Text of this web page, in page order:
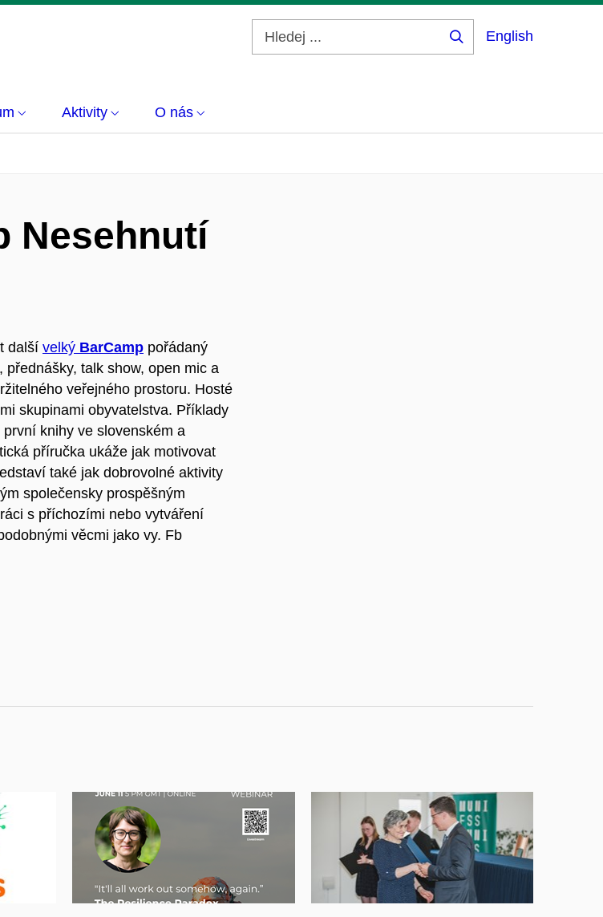
English
Aktivity O nás
Nesehnutí
další velký BarCamp pořádaný
talk show, open mic a
veřejného prostoru. Hosté
skupinami obyvatelstva. Příklady
knihy ve slovenském a
příručka ukáže jak motivovat
také jak dobrovolné aktivity
společensky prospěšným
s příchozími nebo vytváření
věcmi jako vy. Fb